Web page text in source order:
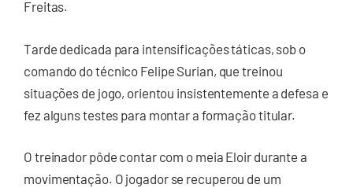
Freitas.
Tarde dedicada para intensificações táticas, sob o
comando do técnico Felipe Surian, que treinou
situações de jogo, orientou insistentemente a defesa e
fez alguns testes para montar a formação titular.
O treinador pôde contar com o meia Eloir durante a
movimentação. O jogador se recuperou de um